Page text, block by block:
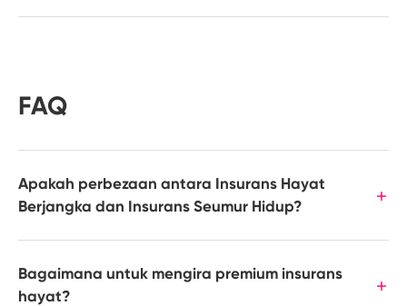
FAQ
Apakah perbezaan antara Insurans Hayat
Berjangka dan Insurans Seumur Hidup?
Bagaimana untuk mengira premium insurans
hayat?